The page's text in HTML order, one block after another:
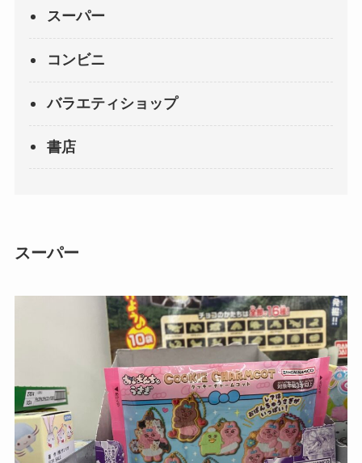
スーパー
コンビニ
バラエティショップ
書店
スーパー